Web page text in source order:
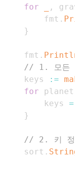
for
,
        fmt
.
}
    fmt
.
// 1. 모든
    keys
:=
for planet
        keys
=
}
// 2. 키 정
    sort
.